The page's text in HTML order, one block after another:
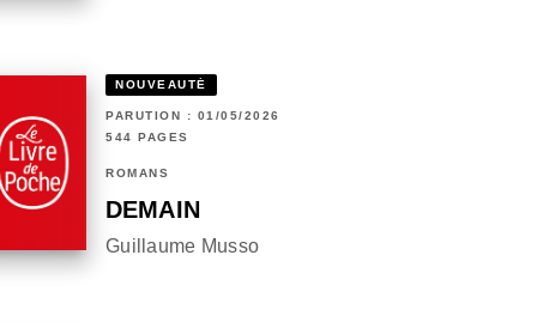
NOUVEAUTÉ
PARUTION : 01/05/2026
544 PAGES
ROMANS
DEMAIN
Guillaume Musso